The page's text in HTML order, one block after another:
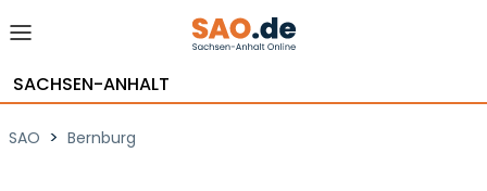
SACHSEN-ANHALT
SAO > Bernburg